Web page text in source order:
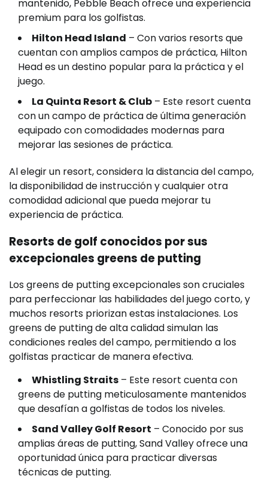
mantenido, Pebble Beach ofrece una experiencia
premium para los golfistas.
Hilton Head Island – Con varios resorts que
cuentan con amplios campos de práctica, Hilton
Head es un destino popular para la práctica y el
juego.
La Quinta Resort & Club – Este resort cuenta
con un campo de práctica de última generación
equipado con comodidades modernas para
mejorar las sesiones de práctica.
Al elegir un resort, considera la distancia del campo,
la disponibilidad de instrucción y cualquier otra
comodidad adicional que pueda mejorar tu
experiencia de práctica.
Resorts de golf conocidos por sus
excepcionales greens de putting
Los greens de putting excepcionales son cruciales
para perfeccionar las habilidades del juego corto, y
muchos resorts priorizan estas instalaciones. Los
greens de putting de alta calidad simulan las
condiciones reales del campo, permitiendo a los
golfistas practicar de manera efectiva.
Whistling Straits – Este resort cuenta con
greens de putting meticulosamente mantenidos
que desafían a golfistas de todos los niveles.
Sand Valley Golf Resort – Conocido por sus
amplias áreas de putting, Sand Valley ofrece una
oportunidad única para practicar diversas
técnicas de putting.